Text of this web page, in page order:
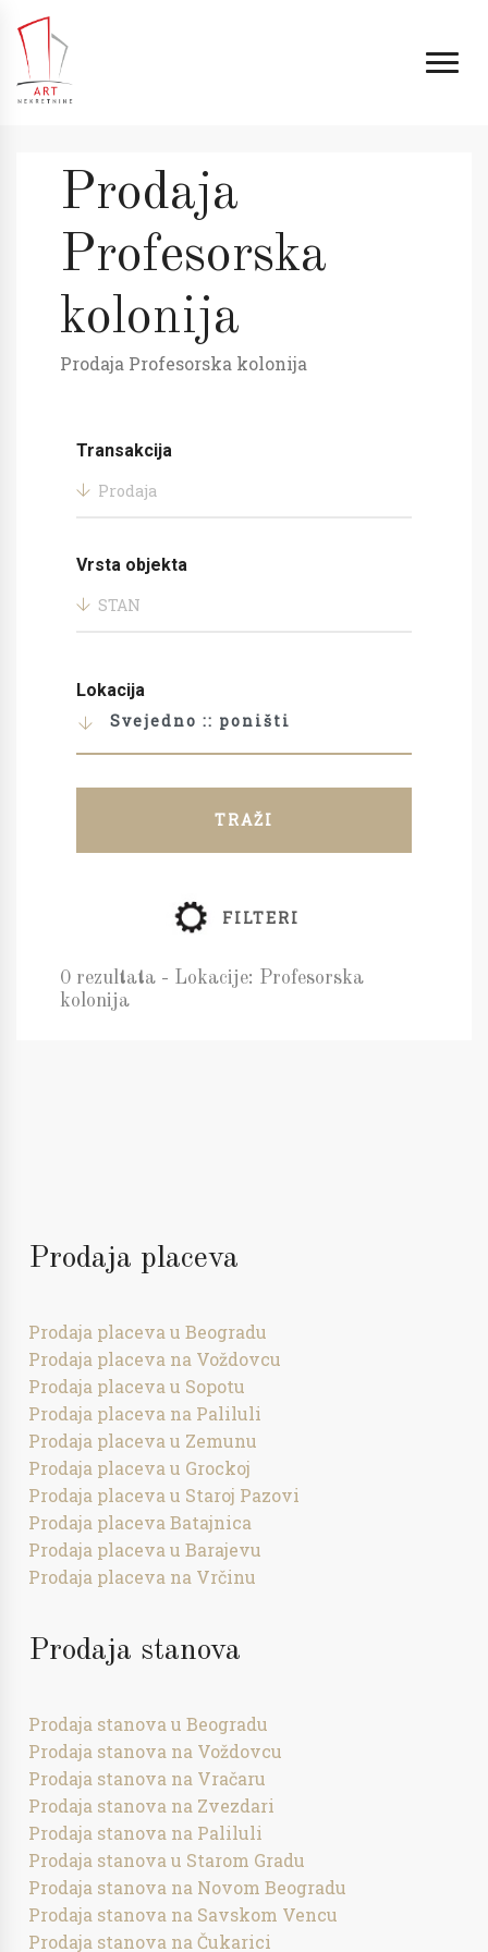
Prodaja
Profesorska
kolonija
Prodaja Profesorska kolonija
Transakcija
Prodaja
Vrsta objekta
STAN
Lokacija
Svejedno :: poništi
TRAŽI
FILTERI
0 rezultata - Lokacije: Profesorska
kolonija
Prodaja placeva
Prodaja placeva u Beogradu
Prodaja placeva na Voždovcu
Prodaja placeva u Sopotu
Prodaja placeva na Paliluli
Prodaja placeva u Zemunu
Prodaja placeva u Grockoj
Prodaja placeva u Staroj Pazovi
Prodaja placeva Batajnica
Prodaja placeva u Barajevu
Prodaja placeva na Vrčinu
Prodaja stanova
Prodaja stanova u Beogradu
Prodaja stanova na Voždovcu
Prodaja stanova na Vračaru
Prodaja stanova na Zvezdari
Prodaja stanova na Paliluli
Prodaja stanova u Starom Gradu
Prodaja stanova na Novom Beogradu
Prodaja stanova na Savskom Vencu
Prodaja stanova na Čukarici